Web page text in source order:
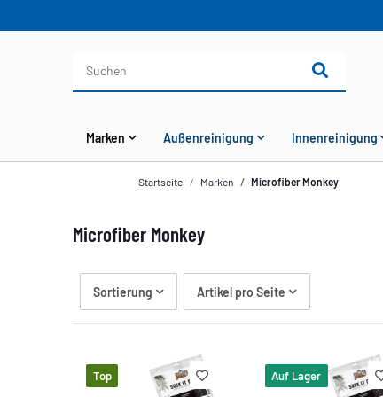
Marken Außenreinigung Innenreinigung
Startseite Marken Microfiber Monkey
Microfiber Monkey
Sortierung Artikel pro Seite
Top Auf Lager